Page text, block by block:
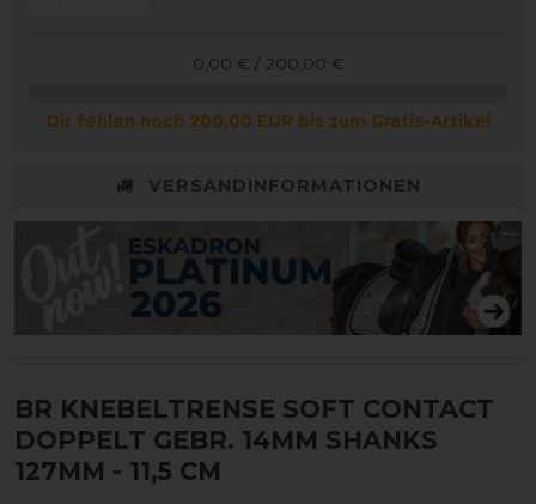
0,00 € / 200,00 €
Dir fehlen noch 200,00 EUR bis zum Gratis-Artikel
VERSANDINFORMATIONEN
BR KNEBELTRENSE SOFT CONTACT
DOPPELT GEBR. 14MM SHANKS
127MM - 11,5 CM